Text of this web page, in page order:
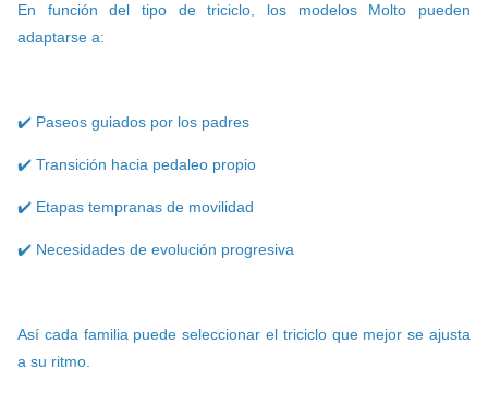
En función del tipo de triciclo, los modelos Molto pueden
adaptarse a:
✔️ Paseos guiados por los padres
✔️ Transición hacia pedaleo propio
✔️ Etapas tempranas de movilidad
✔️ Necesidades de evolución progresiva
Así cada familia puede seleccionar el triciclo que mejor se ajusta
a su ritmo.